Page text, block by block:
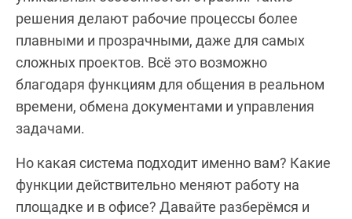
решения делают рабочие процессы более
плавными и прозрачными, даже для самых
сложных проектов. Всё это возможно
благодаря функциям для общения в реальном
времени, обмена документами и управления
задачами.
Но какая система подходит именно вам? Какие
функции действительно меняют работу на
площадке и в офисе? Давайте разберёмся и